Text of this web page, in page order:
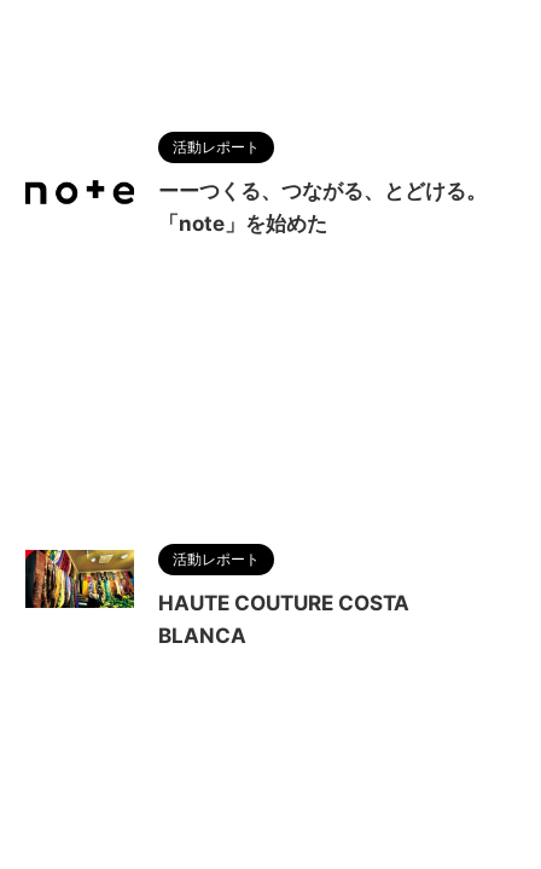
活動レポート
ーーつくる、つながる、とどける。
「note」を始めた
活動レポート
HAUTE COUTURE COSTA
BLANCA